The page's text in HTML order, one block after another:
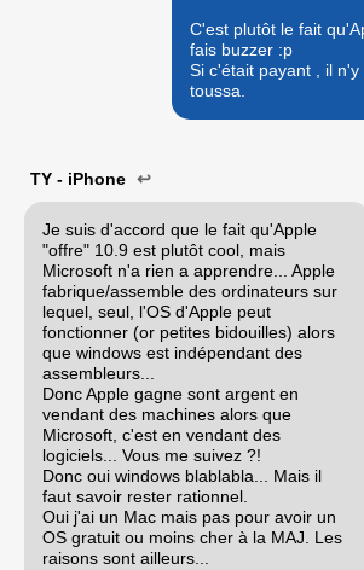
C'est plutôt le fait
fais buzzer :p
Si c'était payant , il
toussa.
TY - iPhone ↩
Je suis d'accord que le fait qu'Apple
"offre" 10.9 est plutôt cool, mais
Microsoft n'a rien a apprendre... Apple
fabrique/assemble des ordinateurs sur
lequel, seul, l'OS d'Apple peut
fonctionner (or petites bidouilles) alors
que windows est indépendant des
assembleurs...
Donc Apple gagne sont argent en
vendant des machines alors que
Microsoft, c'est en vendant des
logiciels... Vous me suivez ?!
Donc oui windows blablabla... Mais il
faut savoir rester rationnel.
Oui j'ai un Mac mais pas pour avoir un
OS gratuit ou moins cher à la MAJ. Les
raisons sont ailleurs...